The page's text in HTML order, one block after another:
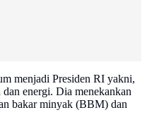
menjadi Presiden RI yakni,
dan energi. Dia menekankan
bakar minyak (BBM) dan